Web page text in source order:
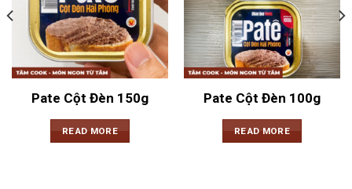
Pate Cột Đèn 150g
READ MORE
Pate Cột Đèn 100g
READ MORE